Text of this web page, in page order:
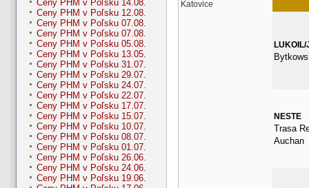
Ceny PHM v Poľsku 14.08.
Ceny PHM v Poľsku 12.08.
Ceny PHM v Poľsku 07.08.
Ceny PHM v Poľsku 07.08.
Ceny PHM v Poľsku 05.08.
Ceny PHM v Poľsku 13.05.
Ceny PHM v Poľsku 31.07.
Ceny PHM v Poľsku 29.07.
Ceny PHM v Poľsku 24.07.
Ceny PHM v Poľsku 22.07.
Ceny PHM v Poľsku 17.07.
Ceny PHM v Poľsku 15.07.
Ceny PHM v Poľsku 10.07.
Ceny PHM v Poľsku 08.07.
Ceny PHM v Poľsku 01.07.
Ceny PHM v Poľsku 26.06.
Ceny PHM v Poľsku 24.06.
Ceny PHM v Poľsku 19.06.
Katovice
LUKOIL/
NESTE
Trasa
Auchan